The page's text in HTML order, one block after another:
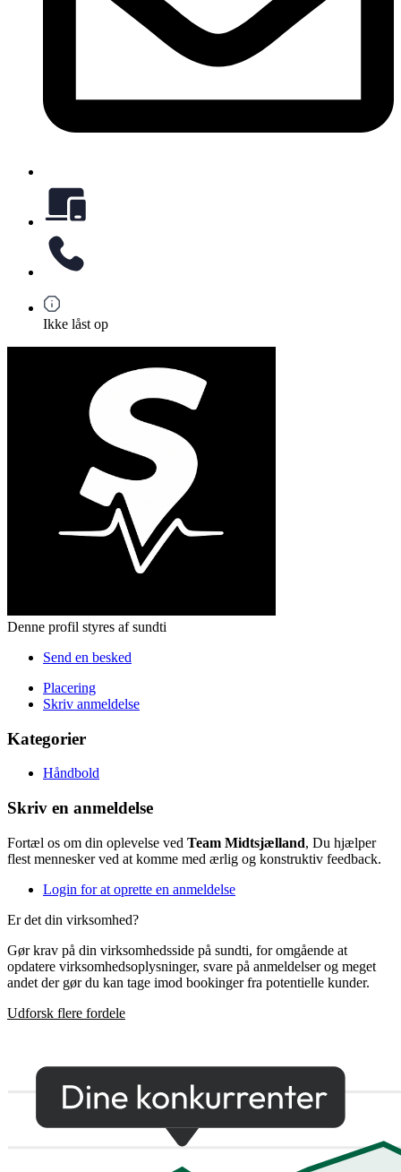
Ikke låst op
Denne profil styres af sundti
Send en besked
Placering
Skriv anmeldelse
Kategorier
Håndbold
Skriv en anmeldelse
Fortæl os om din oplevelse ved Team Midtsjælland, Du hjælper
flest mennesker ved at komme med ærlig og konstruktiv feedback.
Login for at oprette en anmeldelse
Er det din virksomhed?
Gør krav på din virksomhedsside på sundti, for omgående at
opdatere virksomhedsoplysninger, svare på anmeldelser og meget
andet der gør du kan tage imod bookinger fra potentielle kunder.
Udforsk flere fordele